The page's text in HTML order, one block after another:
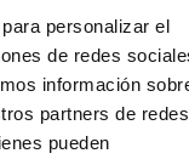
personalizar el
de redes
información
partners de redes
pueden
confiar
le resultará
mejor sonido a